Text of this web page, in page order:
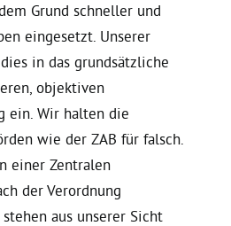
Grund schneller und
eingesetzt. Unserer
in das grundsätzliche
objektiven
ein. Wir halten die
wie der ZAB für falsch.
einer Zentralen
der Verordnung
aus unserer Sicht